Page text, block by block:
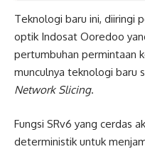
Teknologi baru ini, diiringi
optik Indosat Ooredoo
pertumbuhan permintaan
munculnya teknologi baru
Network Slicing.
Fungsi SRv6 yang cerdas
deterministik untuk